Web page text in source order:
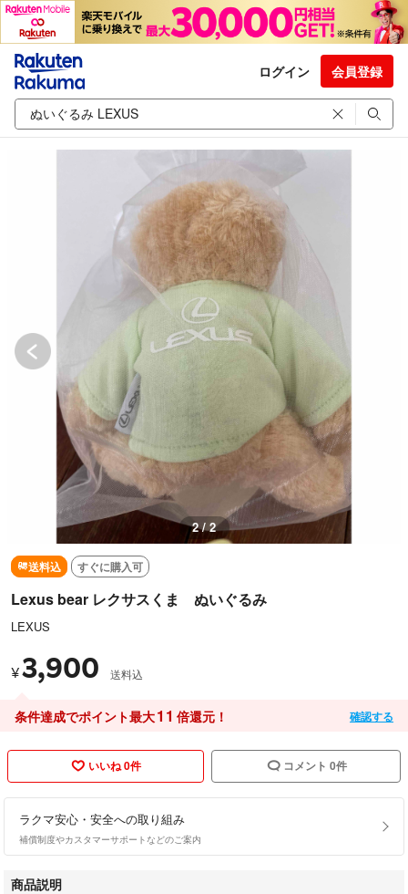
ログイン 会員登録
2 / 2
送料込 すぐに購入可
Lexus bear レクサスくま ぬいぐるみ
LEXUS
¥3,900 送料込
条件達成でポイント最大11 倍還元！ 確認する
いいね 0件 コメント 0件
ラクマ安心・安全への取り組み
補償制度やカスタマーサポートなどのご案内
商品説明